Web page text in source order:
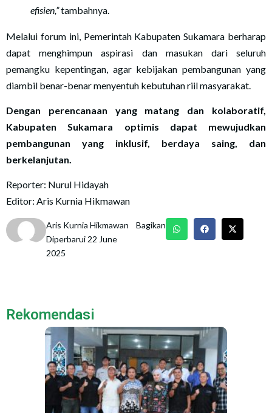
efisien,”tambahnya.
Melalui forum ini, Pemerintah Kabupaten Sukamara berharap
dapat menghimpun aspirasi dan masukan dari seluruh
pemangku kepentingan, agar kebijakan pembangunan yang
diambil benar-benar menyentuh kebutuhan riil masyarakat.
Dengan perencanaan yang matang dan kolaboratif,
Kabupaten Sukamara optimis dapat mewujudkan
pembangunan yang inklusif, berdaya saing, dan
berkelanjutan.
Reporter: Nurul Hidayah
Editor: Aris Kurnia Hikmawan
Aris Kurnia Hikmawan
Diperbarui 22 June
2025
Bagikan
Rekomendasi